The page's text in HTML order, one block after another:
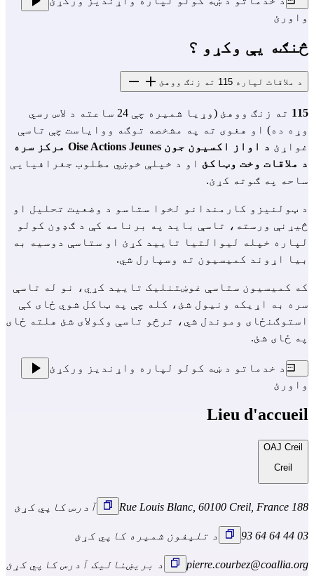
واورئ
څنګه یې وکړو ؟
د ملاقات لپاره 115 ته زنګ ووهئ
115
ته زنګ ووهئ (وړیا شمیره چې 24 ساعته د لاس رسي
وړه ده) او هغوی ته په مشخصه توګه ووایاست چې تاسې
غواړئ
د اواز اکسیون جون Oise Actions Jeunes مرکز سره
د ملاقات وخت وټاکئ او د خپلې خوښي مطلوب جغرافیایی
ساحه په ګوته کړئ.
د ټولنیزو کارمندانو لخوا ستاسو د وضعیت تحلیل او
څیړنې ورسته، تاسې باید په برنامه کې د ګډون کولو
لپاره خپله لیوالتیا تایید کړئ او ستاسې دوسیه به
بیا اړوند کمیسیون ته وسپارل شي.
که کمیسیون ستاسې غوښتنلیک تایید کړي، نو له تاسې
سره به اړیکه ونیول شئ، کله چې په ټاکل شوي ځای کې
استوګنځای وموندل شي، ترڅو تاسې وکولای شئ هلته ځای
په ځای شئ.
د خدماتو د ښه کولو لپاره واړندیز ورکړئ
واورئ
Lieu d'accueil
OAJ Creil
Creil
188 Rue Louis Blanc, 60100 Creil, France آدرس کاپي کړئ
03 44 64 64 93 د تلیفون شمیره کاپي کړئ
pierre.courbez@coallia.org د بریښنالیک آدرس کاپي کړئ